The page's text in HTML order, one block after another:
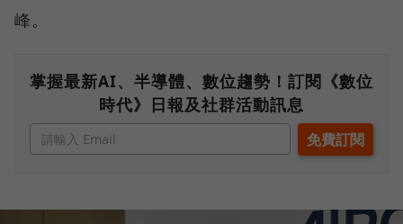
峰。
掌握最新AI、半導體、數位趨勢！訂閱《數位
時代》日報及社群活動訊息